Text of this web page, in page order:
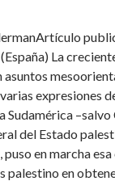
La
asuntos
expresiones
–salvo
del Estado
en marcha
palestino en